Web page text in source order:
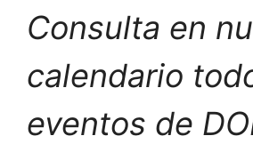
Consulta en
calendario
eventos de